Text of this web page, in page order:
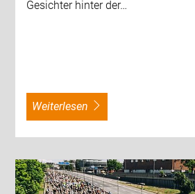
Gesichter hinter der…
weiterlesen